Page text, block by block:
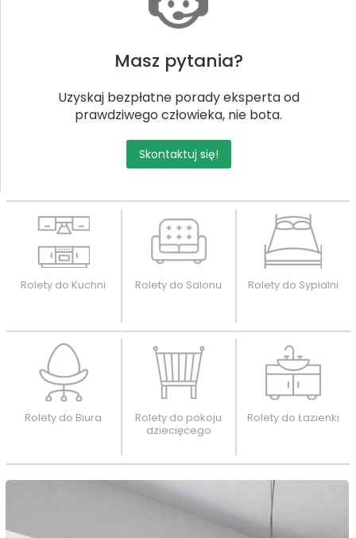
Masz pytania?
Uzyskaj bezpłatne porady eksperta od
prawdziwego człowieka, nie bota.
Skontaktuj się!
Rolety do Kuchni Rolety do Salonu Rolety do Sypialni
Rolety do Biura
Rolety do pokoju
dziecięcego
Rolety do Łazienki